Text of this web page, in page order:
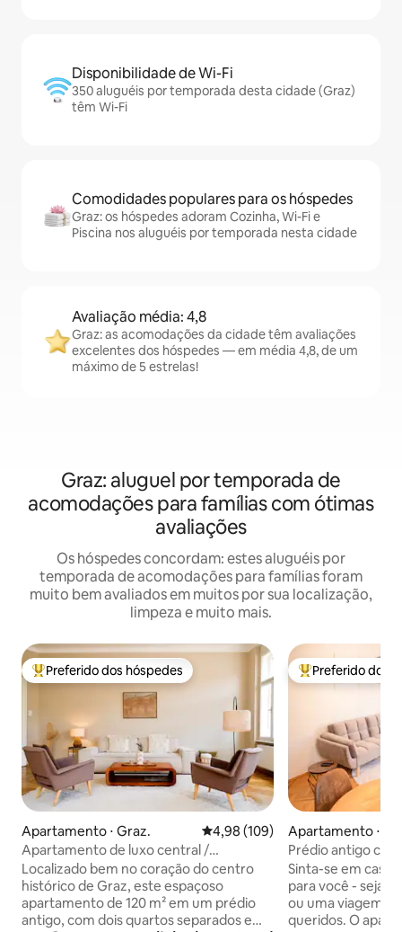
Disponibilidade de Wi-Fi
350 aluguéis por temporada desta cidade (Graz)
têm Wi-Fi
Comodidades populares para os hóspedes
Graz: os hóspedes adoram Cozinha, Wi-Fi e
Piscina nos aluguéis por temporada nesta cidade
Avaliação média: 4,8
Graz: as acomodações da cidade têm avaliações
excelentes dos hóspedes — em média 4,8, de um
máximo de 5 estrelas!
Graz: aluguel por temporada de
acomodações para famílias com ótimas
avaliações
Os hóspedes concordam: estes aluguéis por
temporada de acomodações para famílias foram
muito bem avaliados em muitos por sua localização,
limpeza e muito mais.
Entre os melhores preferidos dos hóspedes
Preferido dos hóspedes
Apartamento ⋅ Graz. 4,98 de uma avaliação média de
4,98 (109)
Apartamento de luxo central /
estacionamento gratuito / varanda
Localizado bem no coração do centro
histórico de Graz, este espaçoso
apartamento de 120 m² em um prédio
antigo, com dois quartos separados e
Entre os
Preferido dos
Apartamento ⋅
Prédio antigo
cidade
Sinta-se em casa!
para você - seja
ou uma viagem à
queridos. O